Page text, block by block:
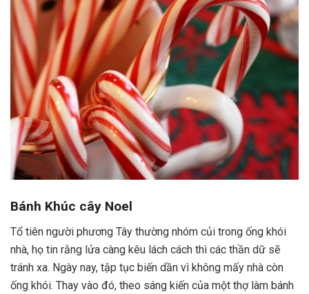
Bánh Khúc cây Noel
Tổ tiên người phương Tây thường nhóm củi trong ống khói
nhà, họ tin rằng lửa càng kêu lách cách thì các thần dữ sẽ
tránh xa. Ngày nay, tập tục biến dần vì không mấy nhà còn
ống khói. Thay vào đó, theo sáng kiến của một thợ làm bánh